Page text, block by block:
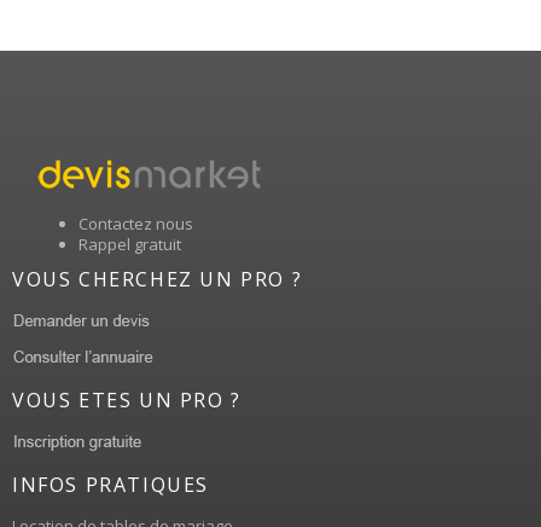
Contactez nous
Rappel gratuit
VOUS CHERCHEZ UN PRO ?
VOUS ETES UN PRO ?
INFOS PRATIQUES